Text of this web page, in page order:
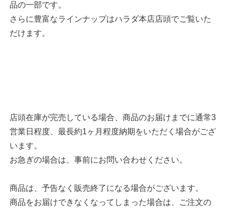
品の一部です。
さらに豊富なラインナップはハラダ本店店頭でご覧いた
だけます。
店頭在庫が完売している場合、商品のお届けまでに通常3
営業日程度、最長約1ヶ月程度納期をいただく場合がござ
います。
お急ぎの場合は、事前にお問い合わせください。
商品は、予告なく販売終了になる場合がございます。
商品をお届けできなくなってしまった場合は、ご注文の